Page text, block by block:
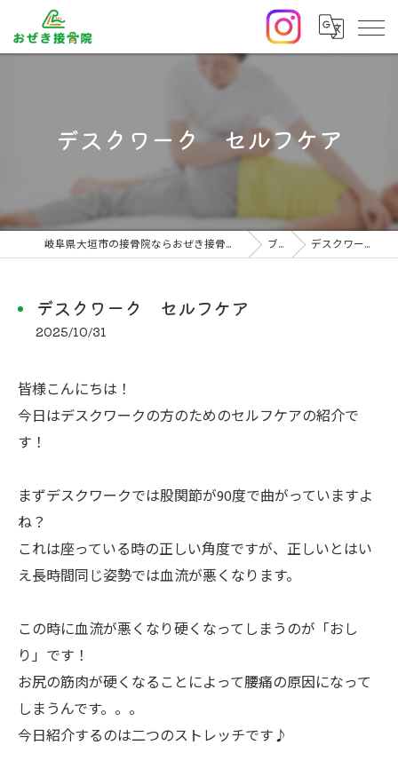
デスクワーク セルフケア
岐阜県大垣市の接骨院ならおぜき接骨院/整体院｜腰痛/交通事故治療/肩こり ブログ デスクワーク セルフケア
デスクワーク セルフケア
2025/10/31
皆様こんにちは！
今日はデスクワークの方のためのセルフケアの紹介で
す！
まずデスクワークでは股関節が90度で曲がっていますよ
ね？
これは座っている時の正しい角度ですが、正しいとはい
え長時間同じ姿勢では血流が悪くなります。
この時に血流が悪くなり硬くなってしまうのが「おし
り」です！
お尻の筋肉が硬くなることによって腰痛の原因になって
しまうんです。。。
今日紹介するのは二つのストレッチです♪